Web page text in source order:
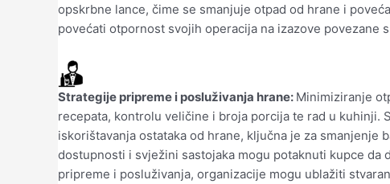
opskrbne lance, čime se smanjuje otpad od hrane i
povećati otpornost svojih operacija na izazove povezane
Strategije pripreme i posluživanja hrane: Minimiziranje
recepata, kontrolu veličine i broja porcija te rad u kuhinji.
iskorištavanja ostataka od hrane, ključna je za
dostupnosti i svježini sastojaka mogu potaknuti kupce da
pripreme i posluživanja, organizacije mogu ublažiti